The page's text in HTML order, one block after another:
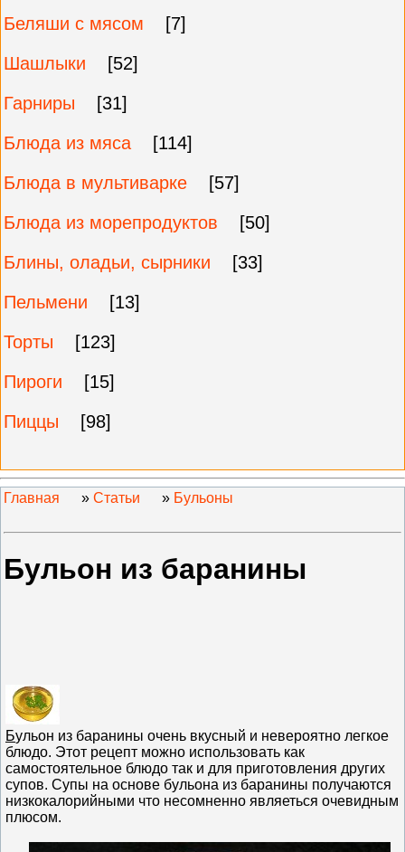
Беляши с мясом
[7]
Шашлыки
[52]
Гарниры
[31]
Блюда из мяса
[114]
Блюда в мультиварке
[57]
Блюда из морепродуктов
[50]
Блины, оладьи, сырники
[33]
Пельмени
[13]
Торты
[123]
Пироги
[15]
Пиццы
[98]
Главная » Статьи » Бульоны
Бульон из баранины
Бульон из баранины очень вкусный и невероятно легкое
блюдо. Этот рецепт можно использовать как
самостоятельное блюдо так и для приготовления других
супов. Супы на основе бульона из баранины получаются
низкокалорийными что несомненно являеться очевидным
плюсом.